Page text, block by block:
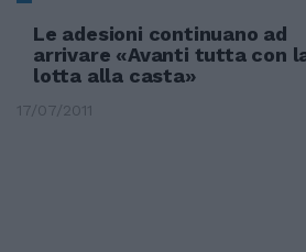
Le adesioni continuano ad
arrivare «Avanti tutta con
lotta alla casta»
17/07/2011